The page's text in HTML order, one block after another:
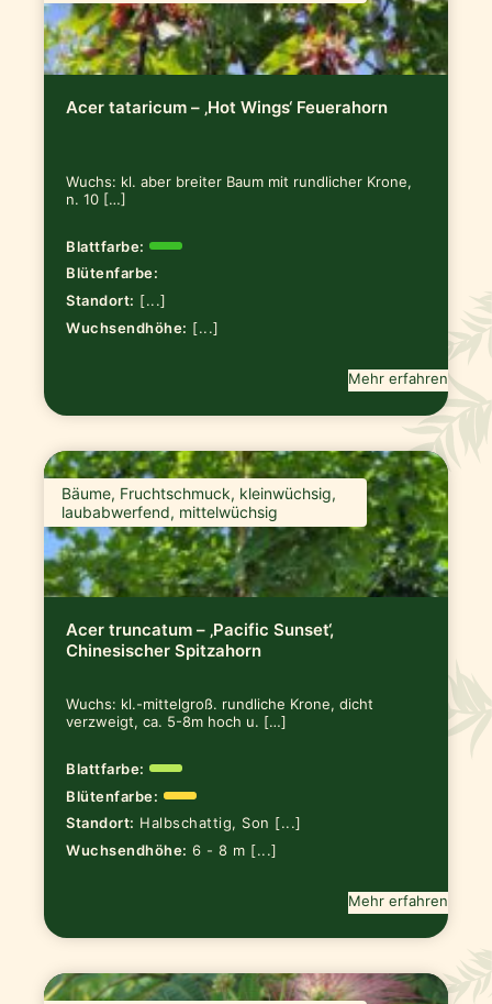
Acer tataricum – ‚Hot Wings‘ Feuerahorn
Wuchs: kl. aber breiter Baum mit rundlicher Krone,
n. 10 […]
Blattfarbe:
Blütenfarbe:
Standort: [...]
Wuchsendhöhe: [...]
Mehr erfahren
Bäume, Fruchtschmuck, kleinwüchsig,
laubabwerfend, mittelwüchsig
Acer truncatum – ‚Pacific Sunset‘,
Chinesischer Spitzahorn
Wuchs: kl.-mittelgroß. rundliche Krone, dicht
verzweigt, ca. 5-8m hoch u. […]
Blattfarbe:
Blütenfarbe:
Standort: Halbschattig, Son [...]
Wuchsendhöhe: 6 - 8 m [...]
Mehr erfahren